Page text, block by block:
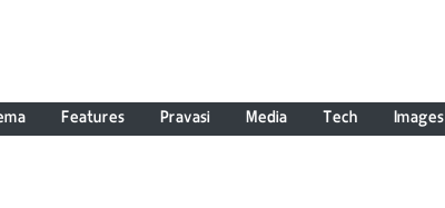
Features Pravasi Media Tech Images